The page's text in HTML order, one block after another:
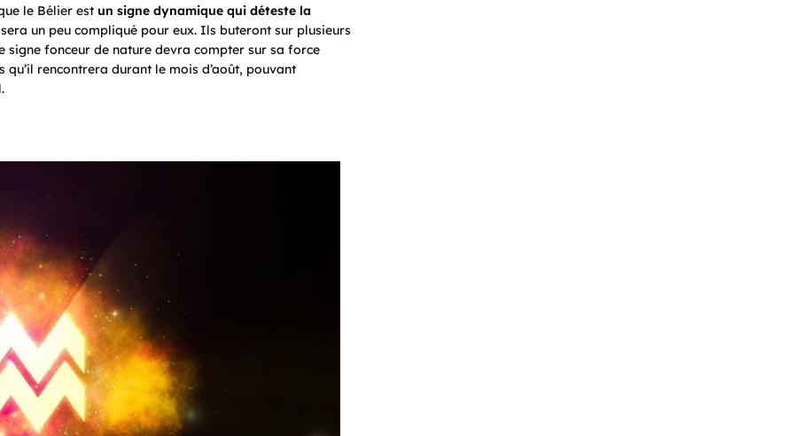
le Bélier est un signe dynamique qui déteste la
un peu compliqué pour eux. Ils buteront sur plusieurs
signe fonceur de nature devra compter sur sa force
rencontrera durant le mois d’août, pouvant